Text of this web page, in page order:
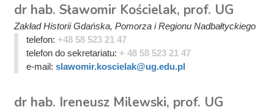
dr hab. Sławomir Kościelak, prof. UG
Zakład Historii Gdańska, Pomorza i Regionu Nadbałtyckiego
telefon: +48 58 523 21 47
telefon do sekretariatu: + 48 58 523 21 47
e-mail: slawomir.koscielak@ug.edu.pl
dr hab. Ireneusz Milewski, prof. UG